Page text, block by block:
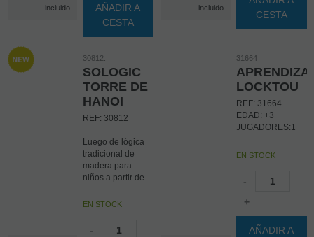
incluido
bolas tan cerca
como sea posible
de una pequeña
lanzada
anteriormente por
un jugador.
AÑADIR A
CESTA
incluido
CESTA
30812.
SOLOGIC
TORRE DE
HANOI
REF: 30812
Luego de lógica
tradicional de
madera para
niños a partir de
juego es trasladar
EN STOCK
-
31664
LOCKTOU
REF: 31664
EDAD: +3
JUGADORES:1
EN STOCK
-
+
AÑADIR A